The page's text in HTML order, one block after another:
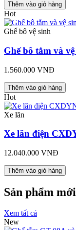
Thêm vào giỏ hàng
Hot
Ghế bô vệ sinh
Ghế bô tắm và
1.560.000 VNĐ
Thêm vào giỏ hàng
Hot
Xe lăn
Xe lăn điện
12.040.000 VNĐ
Thêm vào giỏ hàng
Sản phẩm mới
Xem tất cả
New